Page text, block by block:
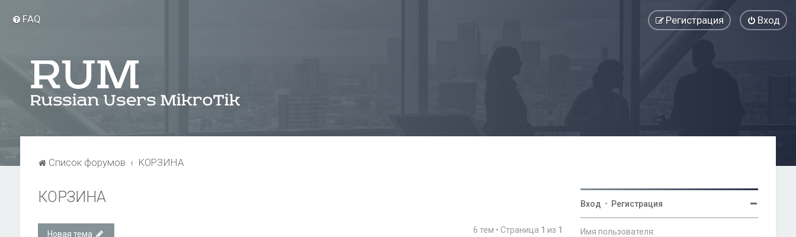
FAQ Вход
Регистрация
Список форумов КОРЗИНА
КОРЗИНА
Новая тема 6 тем • Страница 1 из 1
Вход • Регистрация
Имя пользователя: